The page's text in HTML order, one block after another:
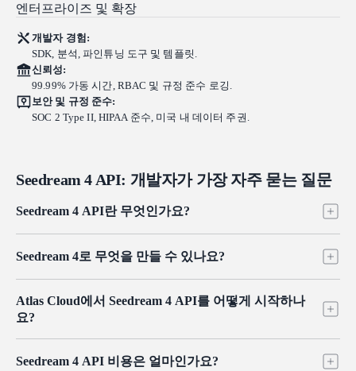
엔터프라이즈 및 확장
개발자 경험:
SDK, 분석, 파인튜닝 도구 및 템플릿.
신뢰성:
99.99% 가동 시간, RBAC 및 규정 준수 로깅.
보안 및 규정 준수:
SOC 2 Type II, HIPAA 준수, 미국 내 데이터 주권.
Seedream 4 API: 개발자가 가장 자주 묻는 질문
Seedream 4 API란 무엇인가요?
일 아키텍처로 통합한 ByteDance의 대규모 이미지 모델 Seedream
v4에 프로그래밍 방식으로 접근할 수 있게 해줍니다. Atlas Cloud
에서는 하나의 OpenAI 호환 키로 사용할 수 있으며, 이미지 단위
종량제 요금으로 새로운 릴리스도 Day-0에 이용할 수 있습니다.
Seedream 4로 무엇을 만들 수 있나요?
디자인 등 다양한 미학의 고품질 비주얼을 렌더링할 수 있으며,
일반 텍스트 지시만으로 기존 이미지를 재작업할 수도 있습니다.
팀에서는 보통 제품 이미지, 콘셉트 아트, 마케팅 크리에이티브,
여러 프레임으로 구성된 비주얼 시리즈에 활용합니다.
Atlas Cloud에서 Seedream 4 API를 어떻게 시작하나
요?
OpenAI 호환 키를 사용하면 몇 분 안에 첫 요청을 보낼 수 있습니
Seedream 4 API 비용은 얼마인가요?